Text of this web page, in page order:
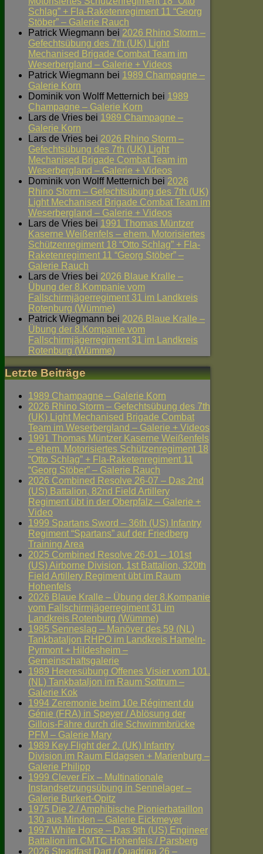
Schlag” + Fla-Raketenregiment 11 “Georg
Stöber” – Galerie Rauch
Patrick Wiegmann bei 2026 Rhino Storm –
Gefechtsübung des 7th (UK) Light
Mechanised Brigade Combat Team im
Weserbergland – Galerie + Videos
Patrick Wiegmann bei 1989 Champagne –
Galerie Korn
Dominik von Wolff Metternich bei 1989
Champagne – Galerie Korn
Lars de Vries bei 1989 Champagne –
Galerie Korn
Lars de Vries bei 2026 Rhino Storm –
Gefechtsübung des 7th (UK) Light
Mechanised Brigade Combat Team im
Weserbergland – Galerie + Videos
Dominik von Wolff Metternich bei 2026
Rhino Storm – Gefechtsübung des 7th (UK)
Light Mechanised Brigade Combat Team im
Weserbergland – Galerie + Videos
Lars de Vries bei 1991 Thomas Müntzer
Kaserne Weißenfels – ehem. Motorisiertes
Schützenregiment 18 “Otto Schlag” + Fla-
Raketenregiment 11 “Georg Stöber” –
Galerie Rauch
Lars de Vries bei 2026 Blaue Kralle –
Übung der 8.Kompanie vom
Fallschirmjägerregiment 31 im Landkreis
Rotenburg (Wümme)
Patrick Wiegmann bei 2026 Blaue Kralle –
Übung der 8.Kompanie vom
Fallschirmjägerregiment 31 im Landkreis
Rotenburg (Wümme)
Letzte Beiträge
1989 Champagne – Galerie Korn
2026 Rhino Storm – Gefechtsübung des 7th
(UK) Light Mechanised Brigade Combat
Team im Weserbergland – Galerie + Videos
1991 Thomas Müntzer Kaserne Weißenfels
– ehem. Motorisiertes Schützenregiment 18
“Otto Schlag” + Fla-Raketenregiment 11
“Georg Stöber” – Galerie Rauch
2026 Combined Resolve 26-07 – Das 2nd
(US) Battalion, 82nd Field Artillery
Regiment übt in der Oberpfalz – Galerie +
Video
1999 Spartans Sword – 36th (US) Infantry
Regiment “Spartans” auf der Friedberg
Training Area
2025 Combined Resolve 26-01 – 101st
(US) Airborne Division, 1st Battalion, 320th
Field Artillery Regiment übt im Raum
Hohenfels
2026 Blaue Kralle – Übung der 8.Kompanie
vom Fallschirmjägerregiment 31 im
Landkreis Rotenburg (Wümme)
1985 Senneslag – Manöver des 59 (NL)
Tankbataljon RHPO im Landkreis Hameln-
Pyrmont + Hildesheim –
Gemeinschaftsgalerie
1989 Heeresübung Offenes Visier vom 101.
(NL) Tankbataljon im Raum Sottrum –
Galerie Kok
1994 Zeremonie beim 10e Régiment du
Génie (FRA) in Speyer / Ablösung der
Gillois-Fähre durch die Schwimmbrücke
PFM – Galerie Mary
1989 Key Flight der 2. (UK) Infantry
Division im Raum Eldagsen + Marienburg –
Galerie Philipp
1999 Clever Fix – Multinationale
Instandsetzungsübung in Sennelager –
Galerie Burkert-Opitz
1975 Die 2./ Amphibische Pionierbataillon
130 aus Minden – Galerie Eickmeyer
1997 White Horse – Das 9th (US) Engineer
Battalion im CMTC Hohenfels / Parsberg
2026 Steadfast Dart / Quadriga 26 –